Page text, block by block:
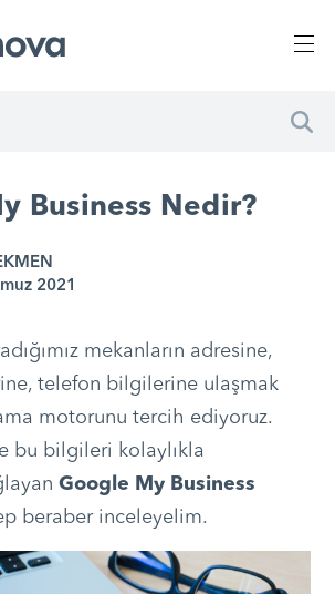
Business Nedir?
2021
mekanların adresine,
telefon bilgilerine ulaşmak
motorunu tercih ediyoruz.
bu bilgileri kolaylıkla
Google My Business
beraber inceleyelim.